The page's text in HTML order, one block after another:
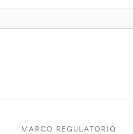
MARCO REGULATORIO